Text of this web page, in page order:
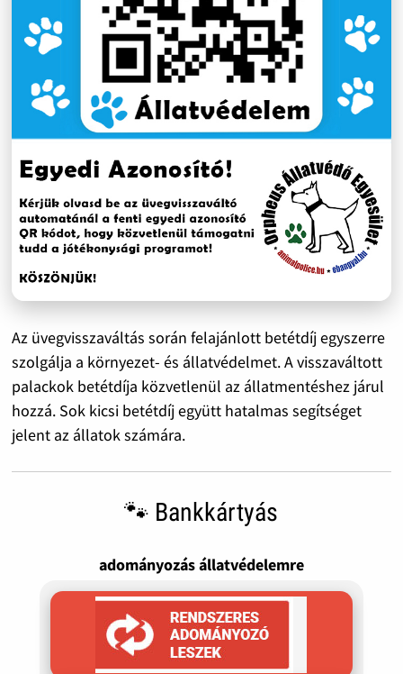
Az üvegvisszaváltás során felajánlott betétdíj egyszerre
szolgálja a környezet- és állatvédelmet. A visszaváltott
palackok betétdíja közvetlenül az állatmentéshez járul
hozzá. Sok kicsi betétdíj együtt hatalmas segítséget
jelent az állatok számára.
🐾 Bankkártyás
adományozás állatvédelemre